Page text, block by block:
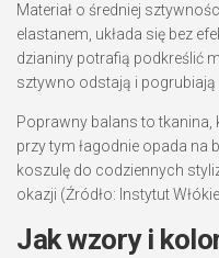
Materiał o średniej
elastanem, układa się bez
dzianiny potrafią podkreślić
sztywno odstają i pogrubiają
Poprawny balans to tkanina,
przy tym łagodnie opada na
koszulę do codziennych
okazji (Źródło: Instytut
Jak wzory i